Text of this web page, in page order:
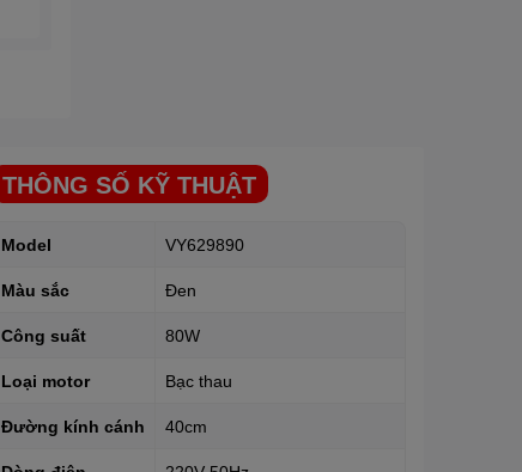
THÔNG SỐ KỸ THUẬT
Model VY629890
Màu sắc Đen
Công suất 80W
Loại motor Bạc thau
Đường kính cánh 40cm